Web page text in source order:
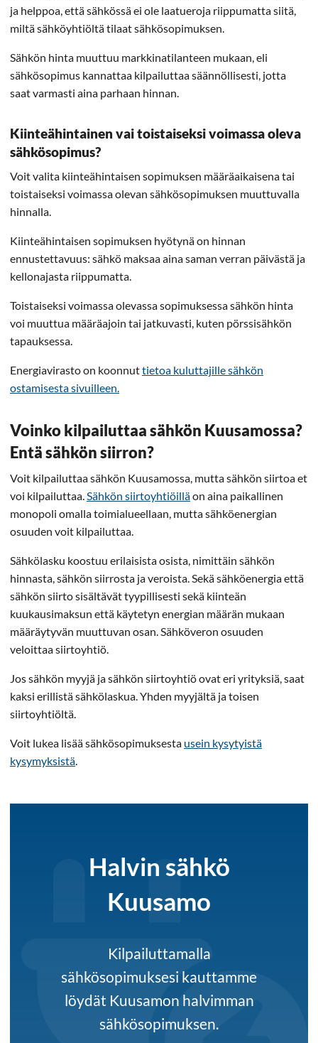
ja helppoa, että sähkössä ei ole laatueroja riippumatta siitä,
miltä sähköyhtiöltä tilaat sähkösopimuksen.
Sähkön hinta muuttuu markkinatilanteen mukaan, eli
sähkösopimus kannattaa kilpailuttaa säännöllisesti, jotta
saat varmasti aina parhaan hinnan.
Kiinteähintainen vai toistaiseksi voimassa oleva
sähkösopimus?
Voit valita kiinteähintaisen sopimuksen määräaikaisena tai
toistaiseksi voimassa olevan sähkösopimuksen muuttuvalla
hinnalla.
Kiinteähintaisen sopimuksen hyötynä on hinnan
ennustettavuus: sähkö maksaa aina saman verran päivästä ja
kellonajasta riippumatta.
Toistaiseksi voimassa olevassa sopimuksessa sähkön hinta
voi muuttua määräajoin tai jatkuvasti, kuten pörssisähkön
tapauksessa.
Energiavirasto on koonnuttietoa kuluttajille sähkön
ostamisesta sivuilleen.
Voinko kilpailuttaa sähkön Kuusamossa?
Entä sähkön siirron?
Voit kilpailuttaa sähkön Kuusamossa, mutta sähkön siirtoa et
voi kilpailuttaa.Sähkön siirtoyhtiöilläon aina paikallinen
monopoli omalla toimialueellaan, mutta sähköenergian
osuuden voit kilpailuttaa.
Sähkölasku koostuu erilaisista osista, nimittäin sähkön
hinnasta, sähkön siirrosta ja veroista. Sekä sähköenergia että
sähkön siirto sisältävät tyypillisesti sekä kiinteän
kuukausimaksun että käytetyn energian määrän mukaan
määräytyvän muuttuvan osan. Sähköveron osuuden
veloittaa siirtoyhtiö.
Jos sähkön myyjä ja sähkön siirtoyhtiö ovat eri yrityksiä, saat
kaksi erillistä sähkölaskua. Yhden myyjältä ja toisen
siirtoyhtiöltä.
Voit lukea lisää sähkösopimuksesta usein kysytyistä
kysymyksistä.
Halvin sähkö
Kuusamo
Kilpailuttamalla
sähkösopimuksesi kauttamme
löydät Kuusamon halvimman
sähkösopimuksen.